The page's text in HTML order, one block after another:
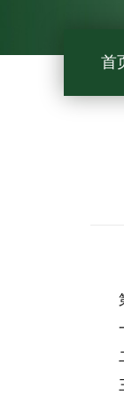
首
第
一
二
三